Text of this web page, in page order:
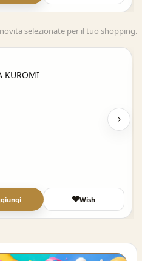
selezionate per il tuo shopping.
Veloce
KUROMI
Wish